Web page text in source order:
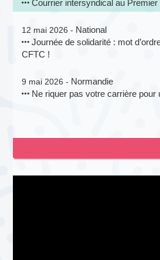
Courrier intersyndical au
12 mai 2026 - National
Journée de solidarité : mot
CFTC !
9 mai 2026 - Normandie
Ne riquer pas votre carrière pour